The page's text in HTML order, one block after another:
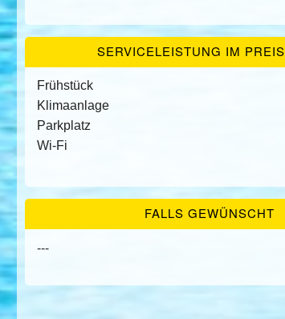
SERVICELEISTUNG IM
Frühstück
Klimaanlage
Parkplatz
Wi-Fi
FALLS GEWÜNSCHT
---